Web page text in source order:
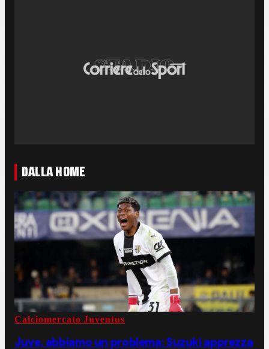
DALLA HOME
Calciomercato Juventus
Juve, abbiamo un problema: Suzuki apprezza